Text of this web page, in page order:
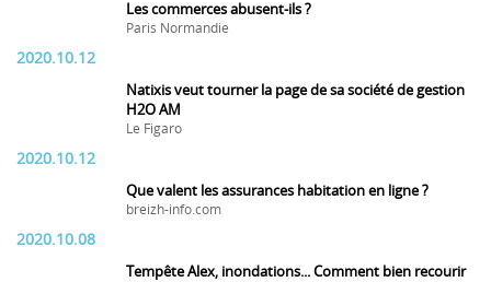
Les commerces abusent-ils ?
Paris Normandie
2020.10.12
Natixis veut tourner la page de sa société de gestion
H2O AM
Le Figaro
2020.10.12
Que valent les assurances habitation en ligne ?
breizh-info.com
2020.10.08
Tempête Alex, inondations... Comment bien recourir